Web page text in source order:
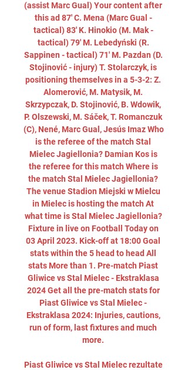
(assist Marc Gual) Your content after
this ad 87' C. Mena (Marc Gual -
tactical) 83' K. Hinokio (M. Mak -
tactical) 79' M. Lebedyński (R.
Sappinen - tactical) 71' M. Pazdan (D.
Stojinović - injury) T. Stolarczyk, is
positioning themselves in a 5-3-2: Z.
Alomerović, M. Matysik, M.
Skrzypczak, D. Stojinović, B. Wdowik,
P. Olszewski, M. Sáček, T. Romanczuk
(C), Nené, Marc Gual, Jesús Imaz Who
is the referee of the match Stal
Mielec Jagiellonia? Damian Kos is
the referee for this match Where is
the match Stal Mielec Jagiellonia?
The venue Stadion Miejski w Mielcu
in Mielec is hosting the match At
what time is Stal Mielec Jagiellonia?
Fixture in live on Football Today on
03 April 2023. Kick-off at 18:00 Goal
stats within the 5 head to head All
stats More than 1. Pre-match Piast
Gliwice vs Stal Mielec - Ekstraklasa
2024 Get all the pre-match stats for
Piast Gliwice vs Stal Mielec -
Ekstraklasa 2024: Injuries, cautions,
run of form, last fixtures and much
more.
Piast Gliwice vs Stal Mielec rezultate